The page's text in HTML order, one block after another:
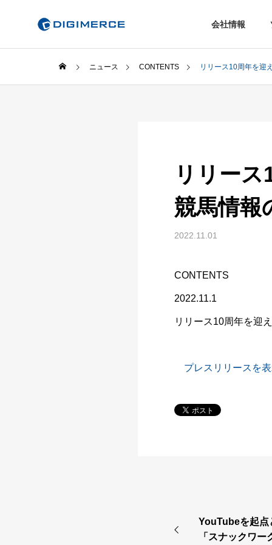
会社情報
ニュース CONTENTS リリース10周年を迎
リリー
競馬情報
2022.11.01
CONTENTS
2022.11.1
リリース10周年を迎
プレスリリースを
YouTubeを起点
「スナックワ